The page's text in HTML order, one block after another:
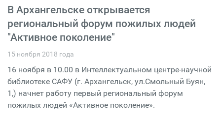
В Архангельске открывается
региональный форум пожилых людей
"Активное поколение"
15 ноября 2018 года
16 ноября в 10.00 в Интеллектуальном центре-научной
библиотеке САФУ (г. Архангельск, ул.Смольный Буян,
1,) начнет работу первый региональный форум
пожилых людей «Активное поколение».